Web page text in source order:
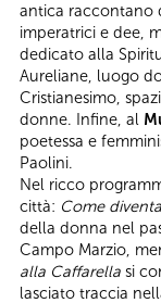
antica raccontano
imperatrici e dee,
dedicato alla
Aureliane, luogo
Cristianesimo,
donne. Infine, al
poetessa e
Paolini.
Nel ricco
città: Come
della donna nel
Campo Marzio,
alla Caffarella si
lasciato traccia